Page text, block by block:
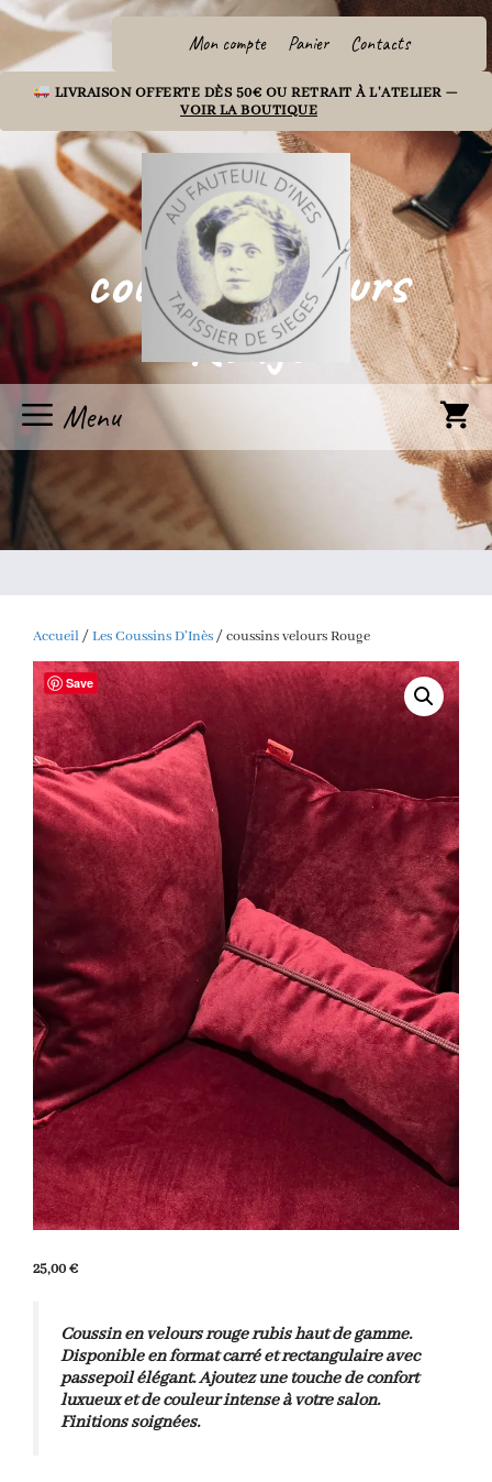
Aller
au
Mon compte Panier Contacts
LIVRAISON OFFERTE DÈS 50€ OU RETRAIT À L'ATELIER —
VOIR LA BOUTIQUE
Menu
coussins velours
Rouge
Accueil/Les Coussins D'Inès/ coussins velours Rouge
Save
25,00€
Coussin en velours rouge rubis haut de gamme.
Disponible en format carré et rectangulaire avec
passepoil élégant. Ajoutez une touche de confort
luxueux et de couleur intense à votre salon.
Finitions soignées.